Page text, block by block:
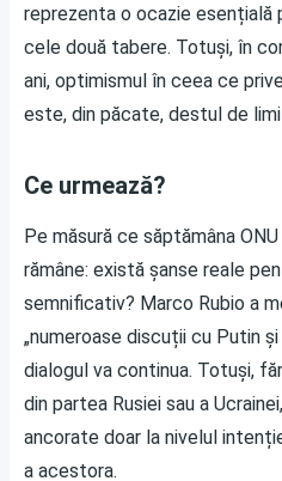
reprezenta o ocazie esențială
cele două tabere. Totuși, în
ani, optimismul în ceea ce
este, din păcate, destul de
Ce urmează?
Pe măsură ce săptămâna
rămâne: există șanse reale
semnificativ? Marco Rubio a
„numeroase discuții cu Putin
dialogul va continua. Totuși,
din partea Rusiei sau a
ancorate doar la nivelul
a acestora.